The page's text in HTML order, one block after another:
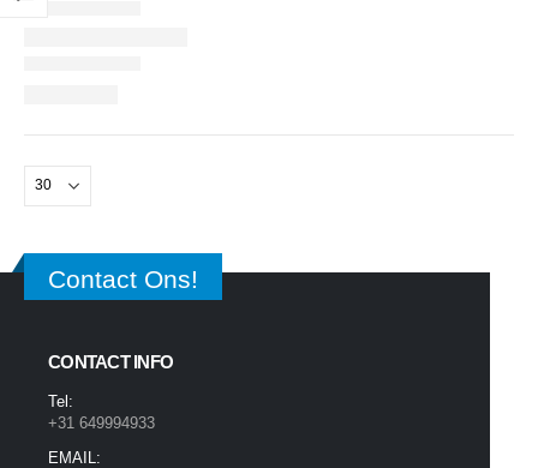
Contact Ons!
CONTACT INFO
Tel:
+31 649994933
EMAIL: